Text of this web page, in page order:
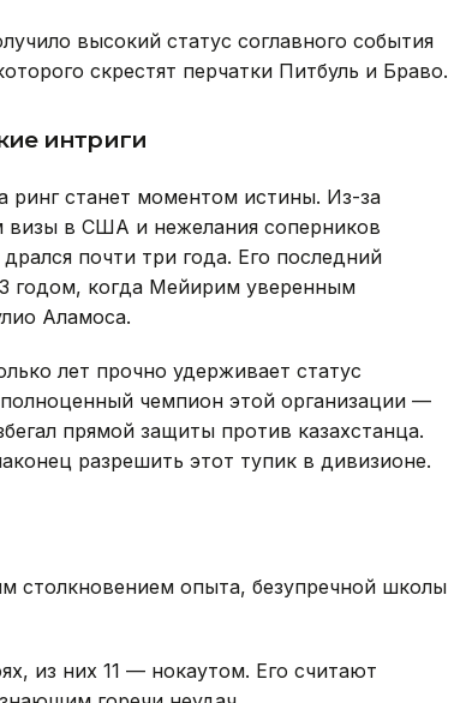
высокий статус соглавного события
скрестят перчатки Питбуль и Браво.
интриги
ринг станет моментом истины. Из-за
визы в США и нежелания соперников
почти три года. Его последний
годом, когда Мейирим уверенным
Аламоса.
лет прочно удерживает статус
чемпион этой организации —
прямой защиты против казахстанца.
разрешить этот тупик в дивизионе.
столкновением опыта, безупречной школы
из них 11 — нокаутом. Его считают